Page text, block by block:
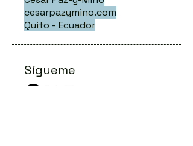
cesarpazymino.com
Quito - Ecuador
Sígueme